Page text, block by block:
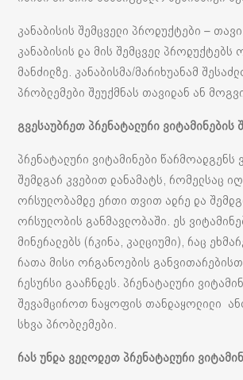
კანაბისის შემცველი პროდუქტები –
კანაბისის და მის შემცველ პროდუქტებს
მანძილზე. კანაბისმა/მარიხუანამ
პრობლემები შეუქმნას თავიდან ან
გვესაუბრეთ პრენატალური ვიტამინების
პრენატალური ვიტამინები წარმოადგენს
შემდგარ კვებით დანამატს, რომელსაც
ორსულობამდე ერთი თვით ადრე და
ორსულობის განმავლობაში. ეს
მინერალებს (რკინა, კალციუმი), რაც
რათა მისი ორგანოების
რესურსი გააჩნდეს. პრენატალური
შევამციროთ ნაყოფის თანდაყოლილი
სხვა პრობლემები.
რას უნდა ველოდეთ პრენატალური